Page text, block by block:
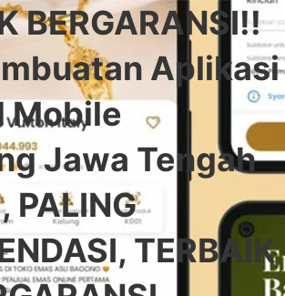
BERGARANSI!!
Aplikasi
Mobile
Jawa Tengah
PALING
TERBAIK